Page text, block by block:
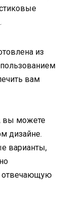
из
вам
вы можете
дизайне.
варианты,
отвечающую